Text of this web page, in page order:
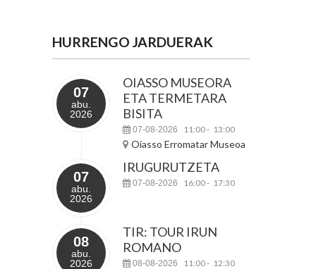
HURRENGO JARDUERAK
07
abu.
2026
OIASSO MUSEORA
ETA TERMETARA
BISITA
07-08-2026 11:00- 13:00
Oiasso Erromatar Museoa
07
abu.
2026
IRUGURUTZETA
07-08-2026 16:00- 17:30
08
abu.
2026
TIR: TOUR IRUN
ROMANO
08-08-2026 11:00- 12:30